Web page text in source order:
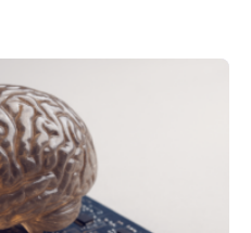
Millionen Euro. Dabei
TH Köln gemeinsam mit
KI-gestützte
für realistische
innovative und
lebensechte Avatare zu
ist uns eine ganzheitliche